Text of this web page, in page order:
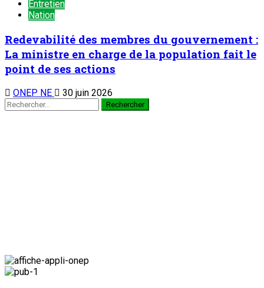
Entretien
Nation
Redevabilité des membres du gouvernement :
La ministre en charge de la population fait le
point de ses actions
ONEP NE 30 juin 2026